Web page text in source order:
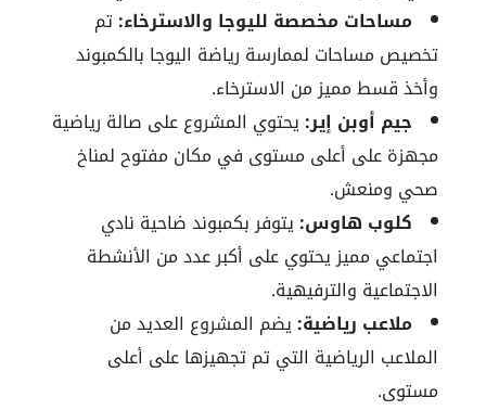
مساحات مخصصة لليوجا والاسترخاء:تم
تخصيص مساحات لممارسة رياضة اليوجا بالكمبوند
وأخذ قسط مميز من الاسترخاء.
جيم أوبن إير:يحتوي المشروع على صالة رياضية
مجهزة على أعلى مستوى في مكان مفتوح لمناخ
صحي ومنعش.
كلوب هاوس:يتوفر بكمبوند ضاحية نادي
اجتماعي مميز يحتوي على أكبر عدد من الأنشطة
الاجتماعية والترفيهية.
ملاعب رياضية:يضم المشروع العديد من
الملاعب الرياضية التي تم تجهيزها على أعلى
مستوى.